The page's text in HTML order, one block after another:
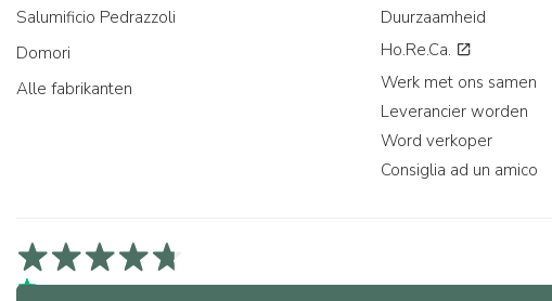
Salumificio Pedrazzoli
Domori
Alle fabrikanten
Duurzaamheid
Ho.Re.Ca.
Werk met ons samen
Leverancier worden
Word verkoper
Consiglia ad un amico